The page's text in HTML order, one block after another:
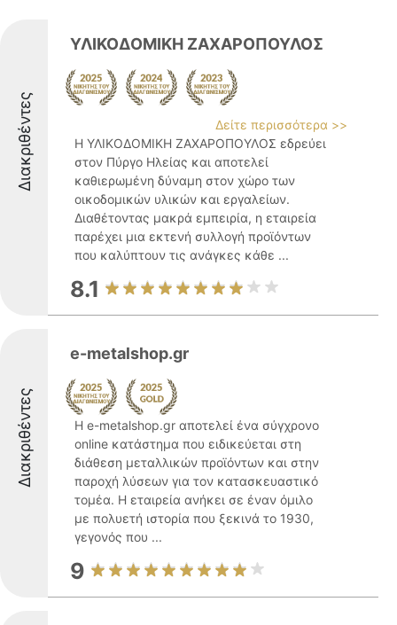
Διακριθέντες
ΥΛΙΚΟΔΟΜΙΚΗ ΖΑΧΑΡΟΠΟΥΛΟΣ
Δείτε περισσότερα >>
Η ΥΛΙΚΟΔΟΜΙΚΗ ΖΑΧΑΡΟΠΟΥΛΟΣ εδρεύει
στον Πύργο Ηλείας και αποτελεί
καθιερωμένη δύναμη στον χώρο των
οικοδομικών υλικών και εργαλείων.
Διαθέτοντας μακρά εμπειρία, η εταιρεία
παρέχει μια εκτενή συλλογή προϊόντων
που καλύπτουν τις ανάγκες κάθε ...
8.1
Διακριθέντες
e-metalshop.gr
Η e-metalshop.gr αποτελεί ένα σύγχρονο
online κατάστημα που ειδικεύεται στη
διάθεση μεταλλικών προϊόντων και στην
παροχή λύσεων για τον κατασκευαστικό
τομέα. Η εταιρεία ανήκει σε έναν όμιλο
με πολυετή ιστορία που ξεκινά το 1930,
γεγονός που ...
9